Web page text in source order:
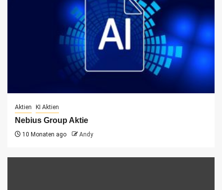
Aktien KI Aktien
Nebius Group Aktie
10 Monaten ago Andy